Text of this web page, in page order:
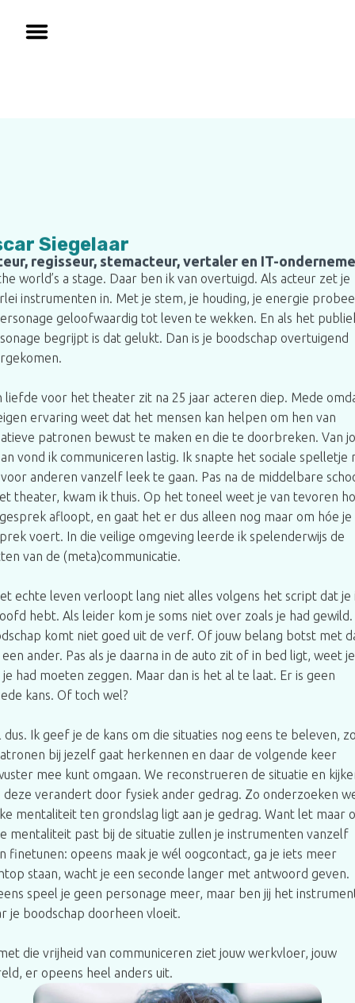
Siegelaar
regisseur, stemacteur, vertaler en IT-
world’s a stage. Daar ben ik van overtuigd. Als acteur zet je
instrumenten in. Met je stem, je houding, je energie
geloofwaardig tot leven te wekken. En als het
begrijpt is dat gelukt. Dan is je boodschap overtuigend
liefde voor het theater zit na 25 jaar acteren diep. Mede
ervaring weet dat het mensen kan helpen om hen van
patronen bewust te maken en die te doorbreken. Van
vond ik communiceren lastig. Ik snapte het sociale spelletje
anderen vanzelf leek te gaan. Pas na de middelbare
theater, kwam ik thuis. Op het toneel weet je van tevoren
afloopt, en gaat het er dus alleen nog maar om hóe je
voert. In die veilige omgeving leerde ik spelenderwijs de
van de (meta)communicatie.
echte leven verloopt lang niet alles volgens het script dat je
hebt. Als leider kom je soms niet over zoals je had gewild.
komt niet goed uit de verf. Of jouw belang botst met
een ander. Pas als je daarna in de auto zit of in bed ligt, weet je
had moeten zeggen. Maar dan is het al te laat. Er is geen
kans. Of toch wel?
dus. Ik geef je de kans om die situaties nog eens te beleven,
bij jezelf gaat herkennen en daar de volgende keer
mee kunt omgaan. We reconstrueren de situatie en
deze verandert door fysiek ander gedrag. Zo onderzoeken
mentaliteit ten grondslag ligt aan je gedrag. Want let maar
mentaliteit past bij de situatie zullen je instrumenten vanzelf
finetunen: opeens maak je wél oogcontact, ga je iets meer
staan, wacht je een seconde langer met antwoord geven.
speel je geen personage meer, maar ben jij het
je boodschap doorheen vloeit.
die vrijheid van communiceren ziet jouw werkvloer, jouw
er opeens heel anders uit.